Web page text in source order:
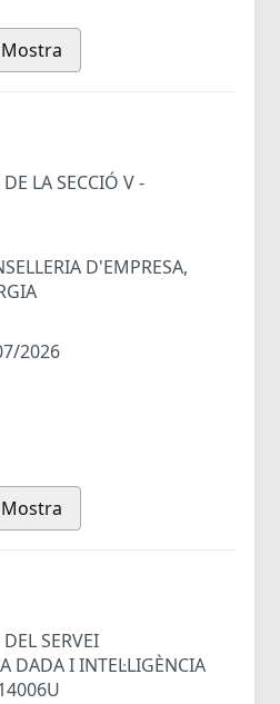
Mostra
DE LA SECCIÓ V -
D'EMPRESA,
2026
Mostra
DEL SERVEI
DADA I INTEL·LIGÈNCIA